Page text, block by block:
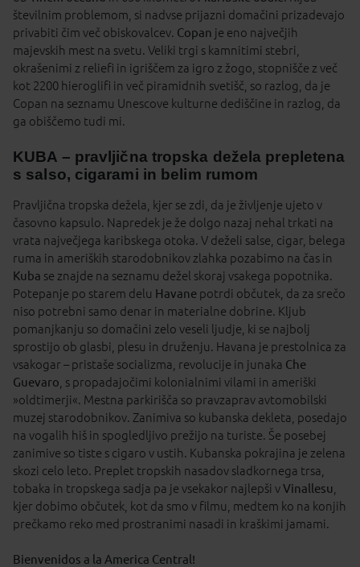
številnim problemom, si nadvse prijazni domačini prizadevajo
privabiti čim več obiskovalcev. Copan je eno največjih
majevskih mest na svetu. Veliki trgi s kamnitimi stebri,
okrašenimi z reliefi in igriščem za igro z žogo, stopnišče z več
kot 2200 hieroglifi in več piramidnih svetišč, so razlog, da je
Copan na seznamu Unescove kulturne dediščine in razlog, da
ga obiščemo tudi mi.
KUBA – pravljična tropska dežela prepletena
s salso, cigarami in belim rumom
Pravljična tropska dežela, kjer se zdi, da je življenje ujeto v
časovno kapsulo. Napredek je že dolgo nazaj nehal trkati na
vrata največjega karibskega otoka. V deželi salse, cigar, belega
ruma in ameriških starodobnikov zlahka pozabimo na čas in
Kuba se znajde na seznamu dežel skoraj vsakega popotnika.
Potepanje po starem delu Havane potrdi občutek, da za srečo
niso potrebni samo denar in materialne dobrine. Kljub
pomanjkanju so domačini zelo veseli ljudje, ki se najbolj
sprostijo ob glasbi, plesu in druženju. Havana je prestolnica za
vsakogar – pristaše socializma, revolucije in junaka Che
Guevaro , s propadajočimi kolonialnimi vilami in ameriški
»oldtimerji«. Mestna parkirišča so pravzaprav avtomobilski
muzej starodobnikov. Zanimiva so kubanska dekleta, posedajo
na vogalih hiš in spogledljivo prežijo na turiste. Še posebej
zanimive so tiste s cigaro v ustih. Kubanska pokrajina je zelena
skozi celo leto. Preplet tropskih nasadov sladkornega trsa,
tobaka in tropskega sadja pa je vsekakor najlepši vVinallesu
kjer dobimo občutek, kot da smo v filmu, medtem ko na konjih
prečkamo reko med prostranimi nasadi in kraškimi jamami.
Bienvenidos a la America Central!